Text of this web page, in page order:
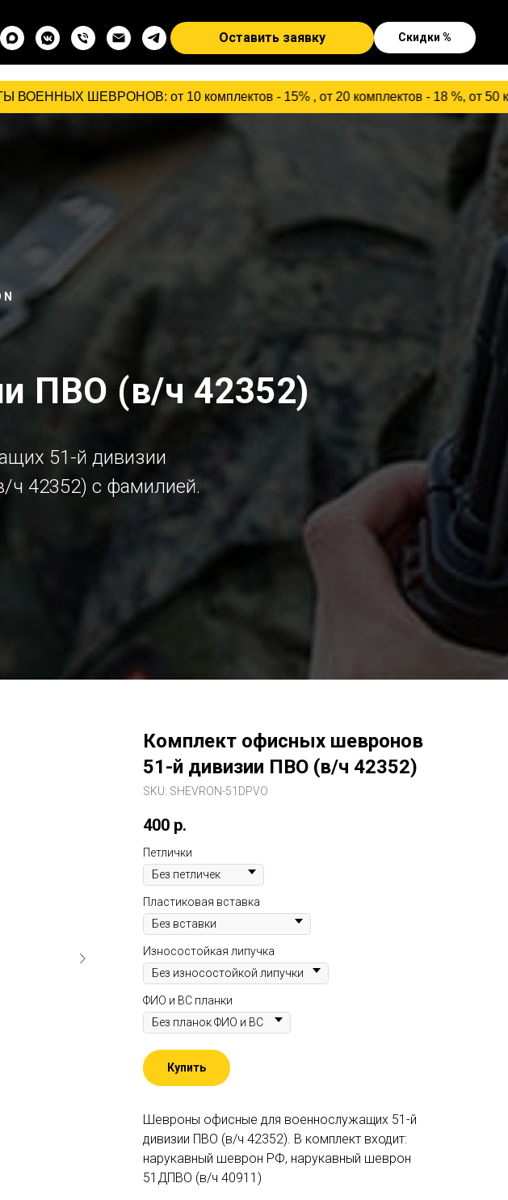
Оставить заявку Скидки %
от 10 комплектов - 15% , от 20 комплектов - 18 %, от 50 комплектов
ПВО (в/ч 42352)
51-й дивизии
ч 42352) c фамилией.
Комплект офисных шевронов
51-й дивизии ПВО (в/ч 42352)
SKU: SHEVRON-51DPVO
400 р.
Петлички
Пластиковая вставка
Износостойкая липучка
ФИО и ВС планки
Купить
Шевроны офисные для военнослужащих 51-й
дивизии ПВО (в/ч 42352). В комплект входит:
нарукавный шеврон РФ, нарукавный шеврон
51ДПВО (в/ч 40911)